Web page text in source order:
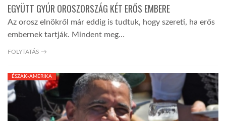
EGYÜTT GYÚR OROSZORSZÁG KÉT ERŐS EMBERE
Az orosz elnökről már eddig is tudtuk, hogy szereti, ha erős
embernek tartják. Mindent meg…
FOLYTATÁS →
ÉSZAK-AMERIKA